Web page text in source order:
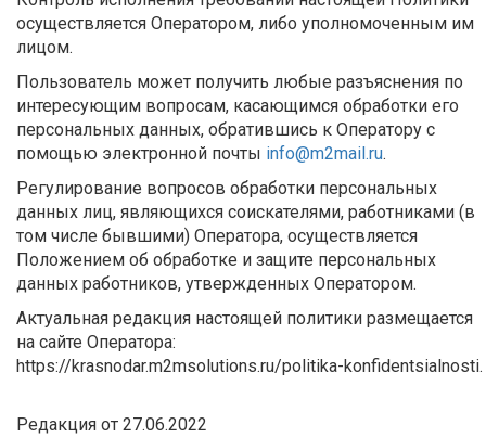
осуществляется Оператором, либо уполномоченным им
лицом.
Пользователь может получить любые разъяснения по
интересующим вопросам, касающимся обработки его
персональных данных, обратившись к Оператору с
помощью электронной почты info@m2mail.ru.
Регулирование вопросов обработки персональных
данных лиц, являющихся соискателями, работниками (в
том числе бывшими) Оператора, осуществляется
Положением об обработке и защите персональных
данных работников, утвержденных Оператором.
Актуальная редакция настоящей политики размещается
на сайте Оператора:
https://krasnodar.m2msolutions.ru/politika-konfidentsialnosti.
Редакция от 27.06.2022